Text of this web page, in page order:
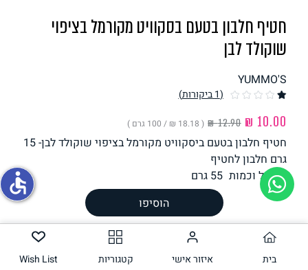
גבינות טבעוניות
חטיף חלבון בטעם בסקוויט מקורמל בציפוי
שוקולד לבן
YUMMO'S
(1 ביקורות)
‏12.90 ₪
( ‏18.18 ₪ / 100 גרם )
חטיף חלבון בטעם ביסקוויט מקורמל בציפוי שוקולד לבן- 15
גרם חלבון לחטיף
משקל וכמות
גרם
רכיבים
ערך תזונתי
הוסיפו
בית איזור אישי קטגוריות Wish List
accessible